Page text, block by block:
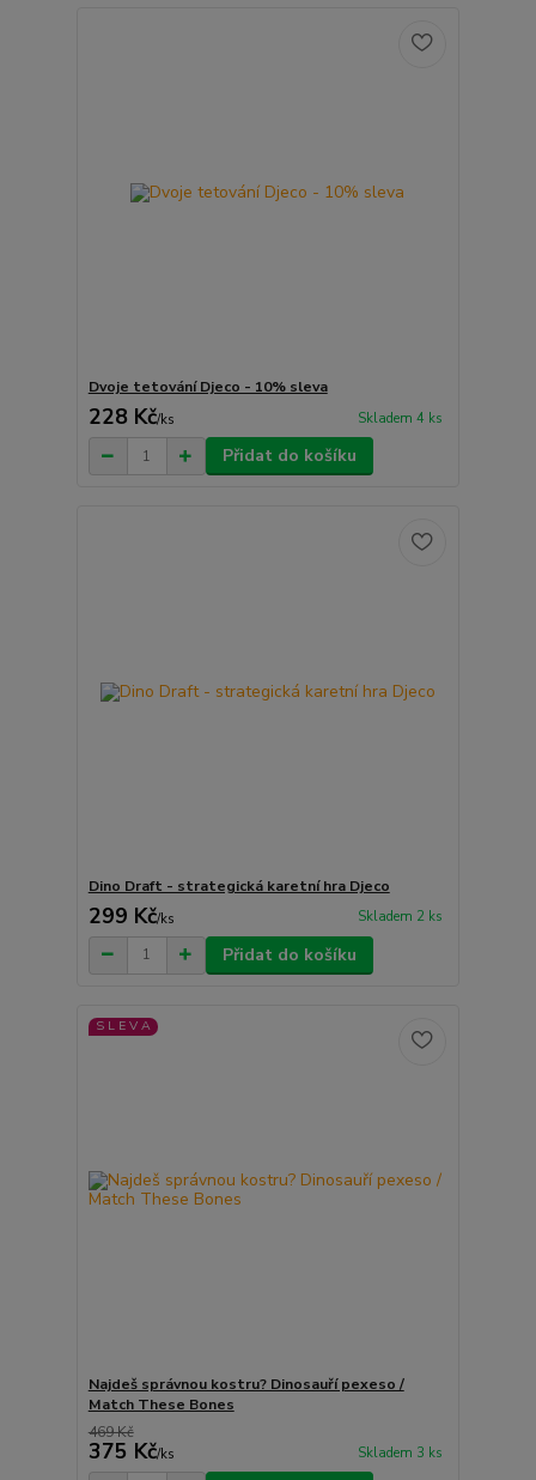
Dvoje tetování Djeco - 10% sleva
228 Kč/ks Skladem 4 ks
Přidat do košíku
Dino Draft - strategická karetní hra Djeco
299 Kč/ks Skladem 2 ks
Přidat do košíku
S L E V A
Najdeš správnou kostru? Dinosauří pexeso /
Match These Bones
469 Kč
375 Kč/ks Skladem 3 ks